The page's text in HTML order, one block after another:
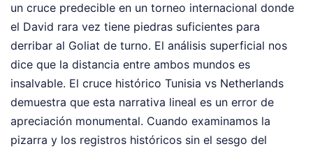
un cruce predecible en un torneo internacional donde
el David rara vez tiene piedras suficientes para
derribar al Goliat de turno. El análisis superficial nos
dice que la distancia entre ambos mundos es
insalvable. El cruce histórico Tunisia vs Netherlands
demuestra que esta narrativa lineal es un error de
apreciación monumental. Cuando examinamos la
pizarra y los registros históricos sin el sesgo del